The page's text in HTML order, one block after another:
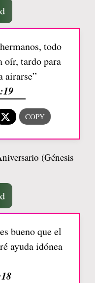
todo
oír, tardo para
airarse”
bueno que el
ayuda idónea